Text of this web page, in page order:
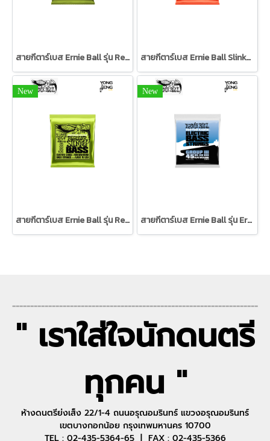
สายกีตาร์เบส Ernie Ball รุ่น Regular Slinky Nickel Wound Short Scale Electric Bass Strings 45-105 Gauge สายกีตาร์เบส Ernie Ball Slinky Nickel Wound Long Scale 6-String Electric Bass Strings
New
สายกีตาร์เบส Ernie Ball รุ่น Regular Slinky Nickel Wound Medium Scale Electric Bass Strings 45-105 Gauge
New
สายกีตาร์เบส Ernie Ball รุ่น Ernie Ball Flatwound Group III Electric Bass Strings 45-100
--------------------------------------------------------------------
" เราใส่ใจนักดนตรี
ทุกคน "
ห้างดนตรีย่งเส็ง 22/1-4 ถนนอรุณอมรินทร์ แขวงอรุณอมรินทร์
เขตบางกอกน้อย กรุงเทพมหานคร 10700
TEL : 02-435-5364-65 | FAX : 02-435-5366